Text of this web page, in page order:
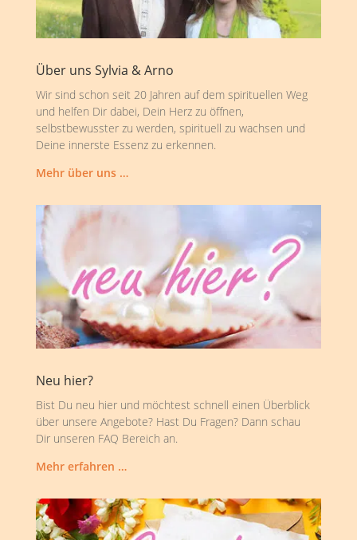
Über uns Sylvia & Arno
Wir sind schon seit 20 Jahren auf dem spirituellen Weg
und helfen Dir dabei, Dein Herz zu öffnen,
selbstbewusster zu werden, spirituell zu wachsen und
Deine innerste Essenz zu erkennen.
Mehr über uns …
Neu hier?
Bist Du neu hier und möchtest schnell einen Überblick
über unsere Angebote? Hast Du Fragen? Dann schau
Dir unseren FAQ Bereich an.
Mehr erfahren …